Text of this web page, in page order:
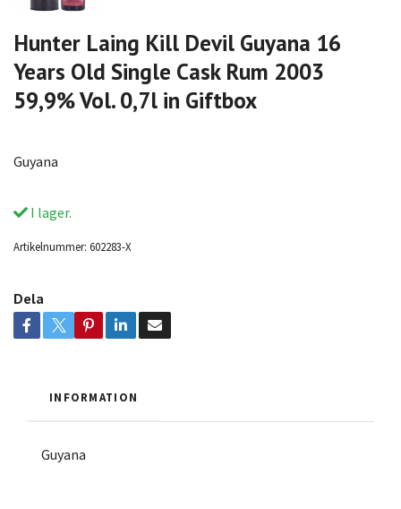
Hunter Laing Kill Devil Guyana 16
Years Old Single Cask Rum 2003
59,9% Vol. 0,7l in Giftbox
Guyana
I lager.
Artikelnummer: 602283-X
Dela
INFORMATION
Guyana